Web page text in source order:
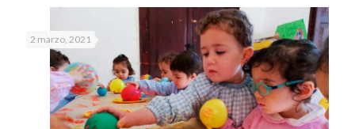
2 marzo, 2021